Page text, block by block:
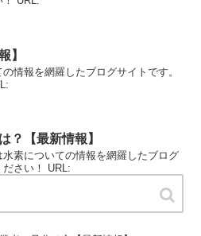
】
情報を網羅したブログサイトです。
？【最新情報】
素についての情報を網羅したブログ
ださい！ URL: